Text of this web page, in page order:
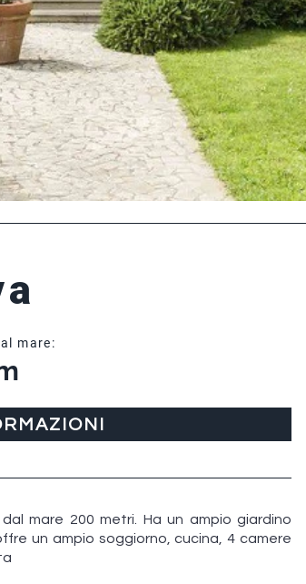
mare:
mare 200 metri. Ha un ampio giardino
un ampio soggiorno, cucina, 4 camere